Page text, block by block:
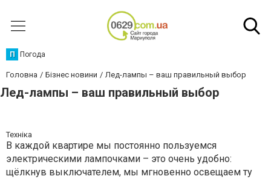
П Погода
Головна Бізнес новини Лед-лампы – ваш правильный выбор
Лед-лампы – ваш правильный выбор
Техніка
В каждой квартире мы постоянно пользуемся
электрическими лампочками – это очень удобно:
щёлкнув выключателем, мы мгновенно освещаем ту